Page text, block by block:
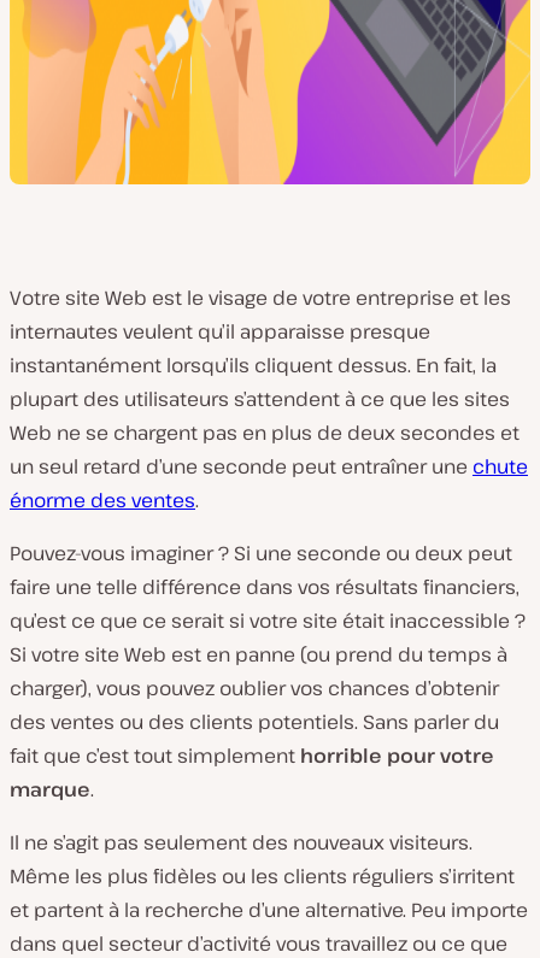
Votre site Web est le visage de votre entreprise et les
internautes veulent qu’il apparaisse presque
instantanément lorsqu’ils cliquent dessus. En fait, la
plupart des utilisateurs s’attendent à ce que les sites
Web ne se chargent pas en plus de deux secondes et
un seul retard d’une seconde peut entraîner une chute
énorme des ventes.
Pouvez-vous imaginer ? Si une seconde ou deux peut
faire une telle différence dans vos résultats financiers,
qu’est ce que ce serait si votre site était inaccessible ?
Si votre site Web est en panne (ou prend du temps à
charger), vous pouvez oublier vos chances d’obtenir
des ventes ou des clients potentiels. Sans parler du
fait que c’est tout simplement horrible pour votre
marque.
Il ne s’agit pas seulement des nouveaux visiteurs.
Même les plus fidèles ou les clients réguliers s’irritent
et partent à la recherche d’une alternative. Peu importe
dans quel secteur d’activité vous travaillez ou ce que